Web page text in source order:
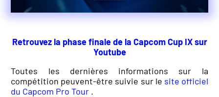
Retrouvez la phase finale de la Capcom Cup IX sur
Youtube
Toutes les dernières informations sur la
compétition peuvent-être suivie sur le site officiel
du Capcom Pro Tour .